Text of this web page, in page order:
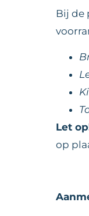
Bij de
Let
op